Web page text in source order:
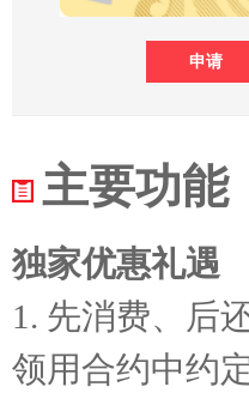
申请
主要功能
独家优惠礼遇
1. 先消费、后
领用合约中约